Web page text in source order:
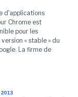
d'applications
Chrome est
pour les
« stable » du
La firme de
2013